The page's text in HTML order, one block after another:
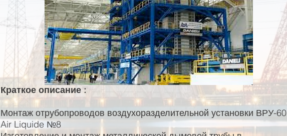
Краткое описание :
Монтаж отрубопроводов воздухоразделительной установки ВРУ-60
Air Liquide №8